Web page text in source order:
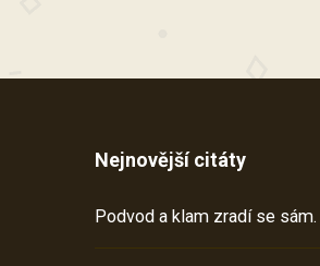
Nejnovější citáty
Podvod a klam zradí se sám.